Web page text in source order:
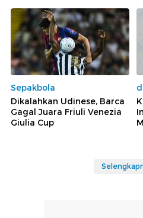
Sepakbola
Dikalahkan Udinese, Barca
Gagal Juara Friuli Venezia
Giulia Cup